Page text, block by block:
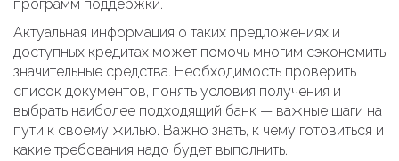
программ поддержки.
Актуальная информация о таких предложениях и
доступных кредитах может помочь многим сэкономить
значительные средства. Необходимость проверить
список документов, понять условия получения и
выбрать наиболее подходящий банк — важные шаги на
пути к своему жилью. Важно знать, к чему готовиться и
какие требования надо будет выполнить.